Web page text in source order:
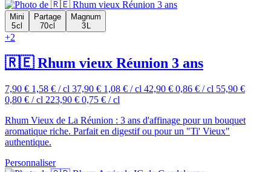
Mini
5 cl
Partage
70 cl
Magnum
3 L
+2
🇷🇪 Rhum vieux Réunion 3 ans
7,90 € 1,58 € / cl 37,90 € 1,08 € / cl 42,90 € 0,86 € / cl 55,90 €
0,80 € / cl 223,90 € 0,75 € / cl
Rhum Vieux de La Réunion : 3 ans d'affinage pour un bouquet
aromatique riche. Parfait en digestif ou pour un "Ti' Vieux"
authentique.
Personnaliser